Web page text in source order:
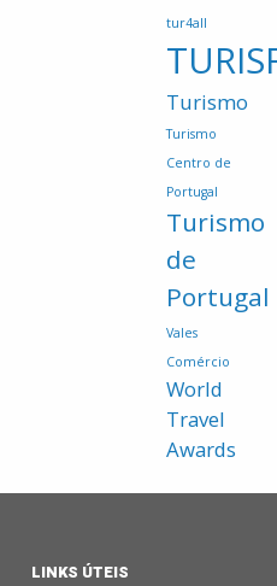
tur4all
Turismo
Turismo
Centro de
Portugal
Turismo
de
Portugal
Vales
Comércio
World
Travel
Awards
LINKS ÚTEIS